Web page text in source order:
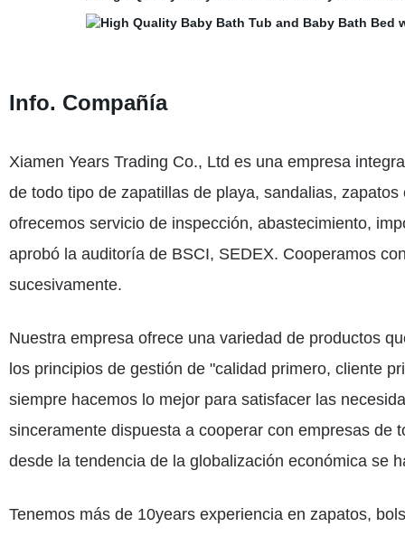
Info. Compañía
Xiamen Years Trading Co., Ltd es una empresa
de todo tipo de zapatillas de playa, sandalias,
ofrecemos servicio de inspección, abastecimiento,
aprobó la auditoría de BSCI, SEDEX. Cooperamos
sucesivamente.
Nuestra empresa ofrece una variedad de productos
los principios de gestión de "calidad primero, cliente
siempre hacemos lo mejor para satisfacer las
sinceramente dispuesta a cooperar con empresas de
desde la tendencia de la globalización económica se
Tenemos más de 10years experiencia en zapatos,